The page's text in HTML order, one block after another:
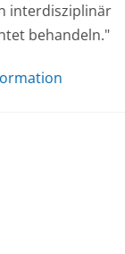
Stand der
Information